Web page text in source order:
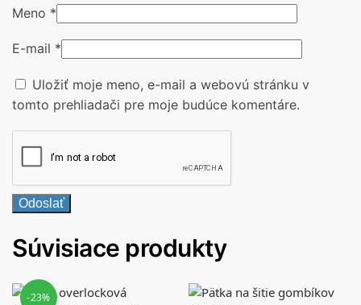
Meno *
E-mail *
Uložiť moje meno, e-mail a webovú stránku v
tomto prehliadači pre moje budúce komentáre.
Súvisiace produkty
-23%